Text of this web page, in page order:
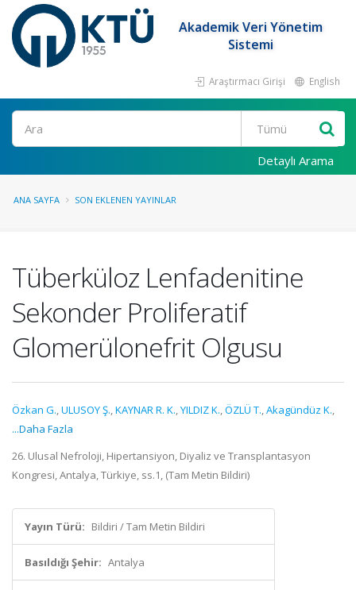
Akademik Veri Yönetim
Sistemi
Araştırmacı Girişi English
Ara
Detaylı Arama
ANA SAYFA SON EKLENEN YAYINLAR
Tüberküloz Lenfadenitine
Sekonder Proliferatif
Glomerülonefrit Olgusu
Özkan G.,ULUSOY Ş.,KAYNAR R. K.,YILDIZ K.,ÖZLÜ T.,Akagündüz K.,
...Daha Fazla
26. Ulusal Nefroloji, Hipertansiyon, Diyaliz ve Transplantasyon
Kongresi, Antalya, Türkiye, ss.1, (Tam Metin Bildiri)
Yayın Türü: Bildiri / Tam Metin Bildiri
Basıldığı Şehir: Antalya